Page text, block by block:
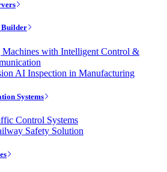
Builder
with Intelligent Control &
AI Inspection in Manufacturing
Systems
Control Systems
Safety Solution